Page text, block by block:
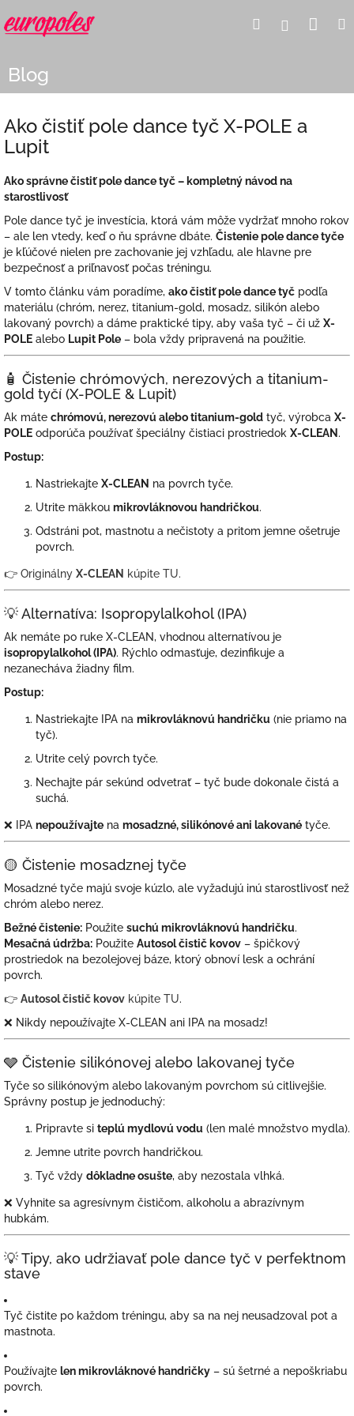
na
obsah
Hľadať
Blog
Ako čistiť pole dance tyč X-POLE a
Lupit
Ako správne čistiť pole dance tyč – kompletný návod na
starostlivosť
Pole dance tyč je investícia, ktorá vám môže vydržať mnoho rokov
– ale len vtedy, keď o ňu správne dbáte. Čistenie pole dance tyče
je kľúčové nielen pre zachovanie jej vzhľadu, ale hlavne pre
bezpečnosť a priľnavosť počas tréningu.
V tomto článku vám poradíme, ako čistiť pole dance tyč podľa
materiálu (chróm, nerez, titanium-gold, mosadz, silikón alebo
lakovaný povrch) a dáme praktické tipy, aby vaša tyč – či už X-
POLE alebo Lupit Pole – bola vždy pripravená na použitie.
🧴 Čistenie chrómových, nerezových a titanium-
gold tyčí (X-POLE & Lupit)
Ak máte chrómovú, nerezovú alebo titanium-gold tyč, výrobca X-
POLE odporúča používať špeciálny čistiaci prostriedok X-CLEAN .
Postup:
Nastriekajte X-CLEAN na povrch tyče.
Utrite mäkkou mikrovláknovou handričkou.
Odstráni pot, mastnotu a nečistoty a pritom jemne ošetruje
povrch.
👉 Originálny X-CLEAN kúpite TU.
💡 Alternatíva: Isopropylalkohol (IPA)
Ak nemáte po ruke X-CLEAN, vhodnou alternatívou je
isopropylalkohol (IPA). Rýchlo odmasťuje, dezinfikuje a
nezanecháva žiadny film.
Postup:
Nastriekajte IPA na mikrovláknovú handričku (nie priamo na
tyč).
Utrite celý povrch tyče.
Nechajte pár sekúnd odvetrať – tyč bude dokonale čistá a
suchá.
❌ IPA nepoužívajte na mosadzné, silikónové ani lakované tyče.
🟡 Čistenie mosadznej tyče
Mosadzné tyče majú svoje kúzlo, ale vyžadujú inú starostlivosť než
chróm alebo nerez.
Bežné čistenie: Použite suchú mikrovláknovú handričku.
Mesačná údržba: Použite Autosol čistič kovov – špičkový
prostriedok na bezolejovej báze, ktorý obnoví lesk a ochrání
povrch.
👉 Autosol čistič kovov kúpite TU.
❌ Nikdy nepoužívajte X-CLEAN ani IPA na mosadz!
🩶 Čistenie silikónovej alebo lakovanej tyče
Tyče so silikónovým alebo lakovaným povrchom sú citlivejšie.
Správny postup je jednoduchý:
Pripravte si teplú mydlovú vodu (len malé množstvo mydla).
Jemne utrite povrch handričkou.
Tyč vždy dôkladne osušte, aby nezostala vlhká.
❌ Vyhnite sa agresívnym čističom, alkoholu a abrazívnym
hubkám.
💡 Tipy, ako udržiavať pole dance tyč v perfektnom
stave
Tyč čistite po každom tréningu, aby sa na nej neusadzoval pot a
mastnota.
Používajte len mikrovláknové handričky – sú šetrné a nepoškriabu
povrch.